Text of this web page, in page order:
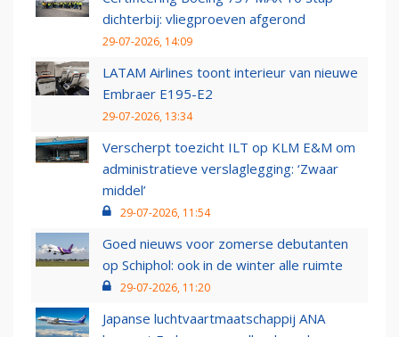
dichterbij: vliegproeven afgerond
29-07-2026, 14:09
LATAM Airlines toont interieur van nieuwe
Embraer E195-E2
29-07-2026, 13:34
Verscherpt toezicht ILT op KLM E&M om
administratieve verslaglegging: ‘Zwaar
middel’
29-07-2026, 11:54
Goed nieuws voor zomerse debutanten
op Schiphol: ook in de winter alle ruimte
29-07-2026, 11:20
Japanse luchtvaartmaatschappij ANA